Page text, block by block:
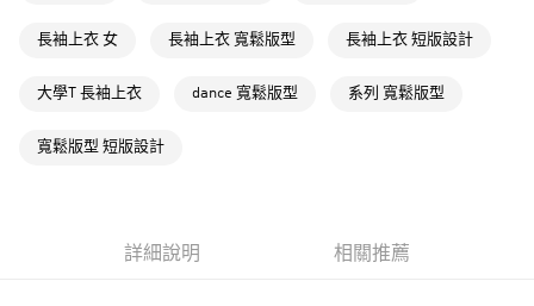
每筆NT$80，滿NT$1,500(含以上)免運費
付款後萊爾富取貨
每筆NT$80，滿NT$1,500(含以上)免運費
長袖上衣 女 長袖上衣 寬鬆版型 長袖上衣 短版設計
大學T 長袖上衣 dance 寬鬆版型 系列 寬鬆版型
寬鬆版型 短版設計
詳細說明 相關推薦